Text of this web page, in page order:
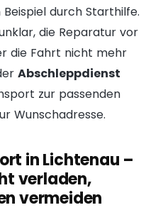
durch Starthilfe.
die Reparatur vor
die Fahrt nicht mehr
Abschleppdienst
zur passenden
Wunschadresse.
in Lichtenau –
verladen,
vermeiden